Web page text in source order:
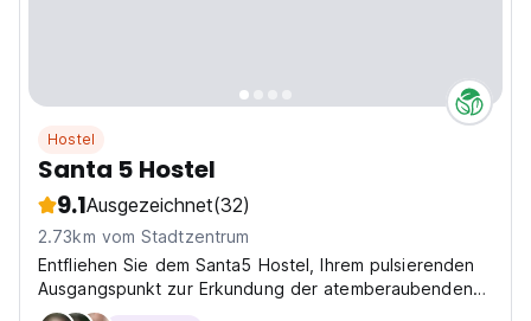
Hostel
Santa 5 Hostel
9.1Ausgezeichnet(32)
2.73km vom Stadtzentrum
Entfliehen Sie dem Santa5 Hostel, Ihrem pulsierenden
Ausgangspunkt zur Erkundung der atemberaubenden
albanischen Riviera in Vlora! Unser Hostel liegt in der